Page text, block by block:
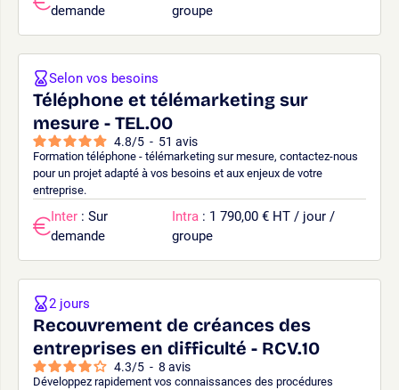
demande
groupe
Téléphone et télémarketing sur
mesure - TEL.00
4.8/5 - 51 avis
Formation téléphone - télémarketing sur mesure, contactez-nous
pour un projet adapté à vos besoins et aux enjeux de votre
entreprise.
Selon vos besoins
Inter : Sur
demande
Intra : 1 790,00 € HT / jour /
groupe
Recouvrement de créances des
entreprises en difficulté - RCV.10
4.3/5 - 8 avis
Développez rapidement vos connaissances des procédures
2 jours